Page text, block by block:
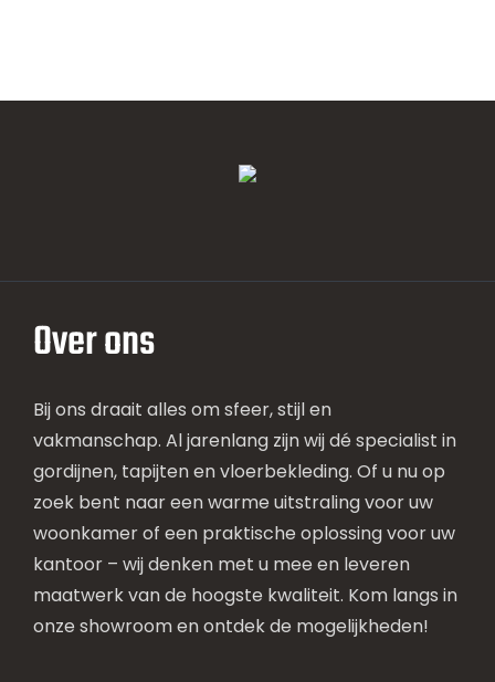
Over ons
Bij ons draait alles om sfeer, stijl en
vakmanschap. Al jarenlang zijn wij dé specialist in
gordijnen, tapijten en vloerbekleding. Of u nu op
zoek bent naar een warme uitstraling voor uw
woonkamer of een praktische oplossing voor uw
kantoor – wij denken met u mee en leveren
maatwerk van de hoogste kwaliteit. Kom langs in
onze showroom en ontdek de mogelijkheden!